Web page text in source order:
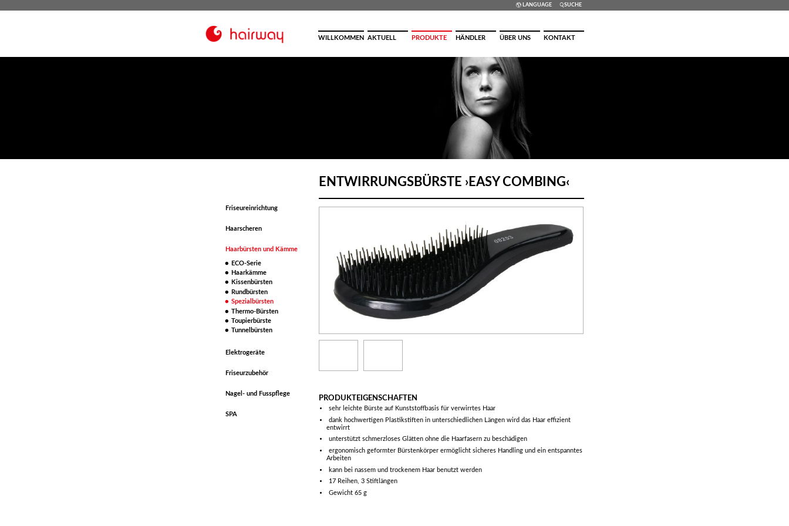
LANGUAGE SUCHE
WILLKOMMEN AKTUELL PRODUKTE HÄNDLER ÜBER UNS KONTAKT
Friseureinrichtung
Haarscheren
Haarbürsten und Kämme
ECO-Serie
Haarkämme
Kissenbürsten
Rundbürsten
Spezialbürsten
Thermo-Bürsten
Toupierbürste
Tunnelbürsten
Elektrogeräte
Friseurzubehör
Nagel- und Fusspflege
SPA
ENTWIRRUNGSBÜRSTE ›EASY COMBING‹
PRODUKTEIGENSCHAFTEN
sehr leichte Bürste auf Kunststoffbasis für verwirrtes Haar
dank hochwertigen Plastikstiften in unterschiedlichen Längen wird das Haar effizient
entwirrt
unterstützt schmerzloses Glätten ohne die Haarfasern zu beschädigen
ergonomisch geformter Bürstenkörper ermöglicht sicheres Handling und ein entspanntes
Arbeiten
kann bei nassem und trockenem Haar benutzt werden
17 Reihen, 3 Stiftlängen
Gewicht 65 g